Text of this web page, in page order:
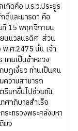
ดคือ ม.ร.ว.ประยูร
ดิ์และมารดา คือ
ที่ 15 พฤศจิกายน
ยนนวลนรดิศ ส่วน
พ.ศ.2475 นั้น เจ้า
คยเป็นข้าหลวง
ฏเงี้ยว ท่านเป็นคน
วามสามารถ
รียกขึ้นไปช่วยทัน
ศาภิบาลสำเร็จ
ะทรวงพระคลังมหา
ยว